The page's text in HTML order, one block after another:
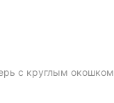
с круглым окошком